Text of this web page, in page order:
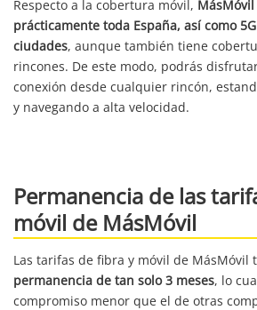
Respecto a la cobertura móvil,
prácticamente toda España, así como
ciudades, aunque también tiene
rincones. De este modo, podrás
conexión desde cualquier rincón,
y navegando a alta velocidad.
Permanencia de las
móvil de MásMóvil
Las tarifas de fibra y móvil de MásMóvil
permanencia de tan solo 3 meses, lo
compromiso menor que el de otras